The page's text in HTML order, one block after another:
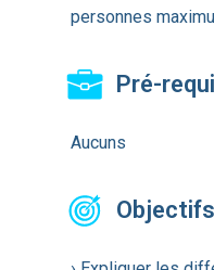
personnes
Pré-
Aucuns
Objectifs